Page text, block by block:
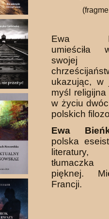
Ewa
umieściła
swojej
ukazując, w
myśl religijna
w życiu
polskich
Ewa
polska
pięknej.
Francji.